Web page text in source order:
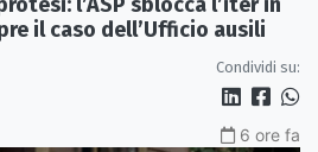
il caso dell’Ufficio ausili
Condividi su:
6 ore fa